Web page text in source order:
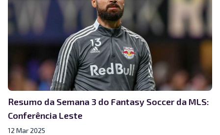
Resumo da Semana 3 do Fantasy Soccer da MLS:
Conferência Leste
12 Mar 2025